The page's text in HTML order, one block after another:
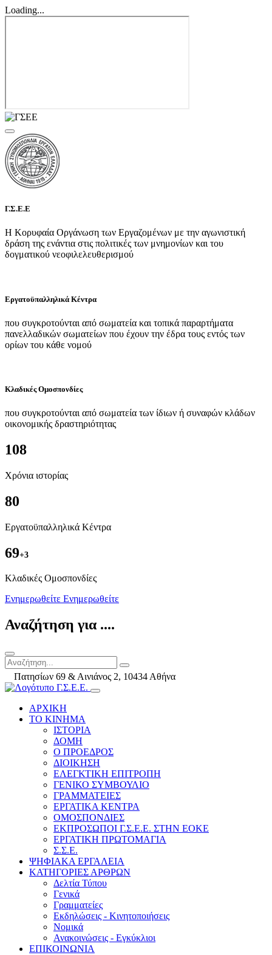
Loading...
Γ.Σ.Ε.Ε
Η Κορυφαία Οργάνωση των Εργαζομένων με την αγωνιστική
δράση της ενάντια στις πολιτικές των μνημονίων και του
δογματικού νεοφιλελευθερισμού
Εργατοϋπαλληλικά Κέντρα
που συγκροτούνται από σωματεία και τοπικά παραρτήματα
πανελλαδικών σωματείων που έχουν την έδρα τους εντός των
ορίων του κάθε νομού
Κλαδικές Ομοσπονδίες
που συγκροτούνται από σωματεία των ίδιων ή συναφών κλάδων
οικονομικής δραστηριότητας
108
Χρόνια ιστορίας
80
Εργατοϋπαλληλικά Κέντρα
69+3
Kλαδικές Ομοσπονδίες
Ενημερωθείτε Ενημερωθείτε
Αναζήτηση για ....
Πατησίων 69 & Αινιάνος 2, 10434 Αθήνα
ΑΡΧΙΚΗ
ΤΟ ΚΙΝΗΜΑ
ΙΣΤΟΡΙΑ
ΔΟΜΗ
Ο ΠΡΟΕΔΡΟΣ
ΔΙΟΙΚΗΣΗ
ΕΛΕΓΚΤΙΚΗ ΕΠΙΤΡΟΠΗ
ΓΕΝΙΚΟ ΣΥΜΒΟΥΛΙΟ
ΓΡΑΜΜΑΤΕΙΕΣ
ΕΡΓΑΤΙΚΑ ΚΕΝΤΡΑ
ΟΜΟΣΠΟΝΔΙΕΣ
ΕΚΠΡΟΣΩΠΟΙ Γ.Σ.Ε.Ε. ΣΤΗΝ ΕΟΚΕ
ΕΡΓΑΤΙΚΗ ΠΡΩΤΟΜΑΓΙΑ
Σ.Σ.Ε.
ΨΗΦΙΑΚΑ ΕΡΓΑΛΕΙΑ
ΚΑΤΗΓΟΡΙΕΣ ΑΡΘΡΩΝ
Δελτία Τύπου
Γενικά
Γραμματείες
Εκδηλώσεις - Κινητοποιήσεις
Νομικά
Ανακοινώσεις - Εγκύκλιοι
ΕΠΙΚΟΙΝΩΝΙΑ